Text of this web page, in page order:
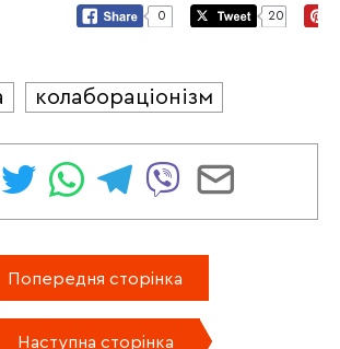
0 20
колабораціонізм
Попередня сторінка
Наступна сторінка